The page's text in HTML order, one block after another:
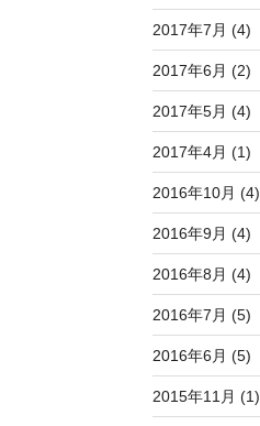
2017年7月 (4)
2017年6月 (2)
2017年5月 (4)
2017年4月 (1)
2016年10月 (4)
2016年9月 (4)
2016年8月 (4)
2016年7月 (5)
2016年6月 (5)
2015年11月 (1)